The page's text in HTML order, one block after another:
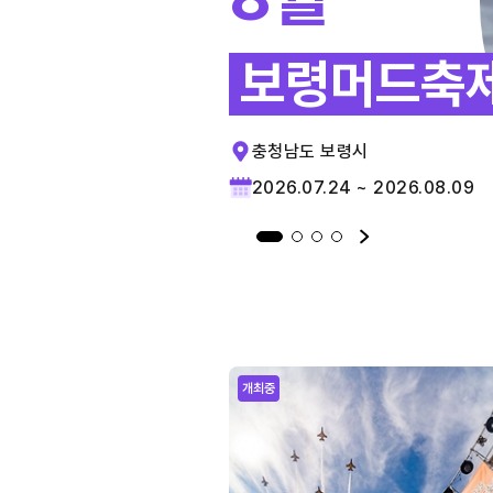
보령머드축
충청남도 보령시
2026.07.24 ~ 2026.08.09
개최중